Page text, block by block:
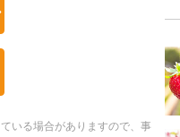
いる場合がありますので、事